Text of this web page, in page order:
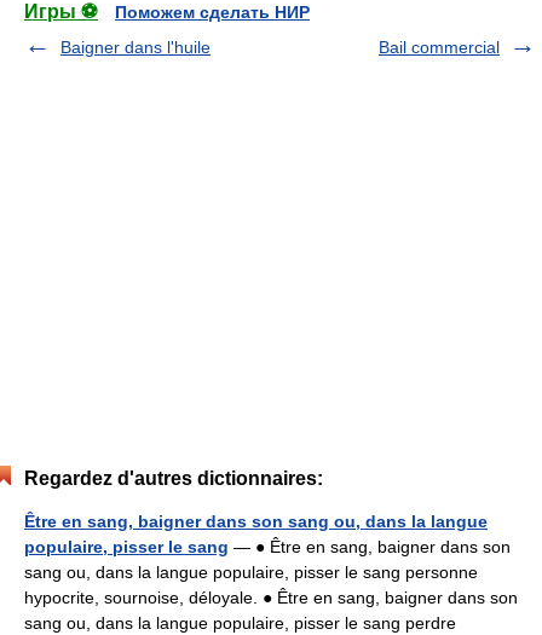
Игры ⚽
Поможем сделать НИР
Baigner dans l'huile
Bail commercial
Regardez d'autres dictionnaires:
Être en sang, baigner dans son sang ou, dans la langue
populaire, pisser le sang — ● Être en sang, baigner dans son
sang ou, dans la langue populaire, pisser le sang personne
hypocrite, sournoise, déloyale. ● Être en sang, baigner dans son
sang ou, dans la langue populaire, pisser le sang perdre